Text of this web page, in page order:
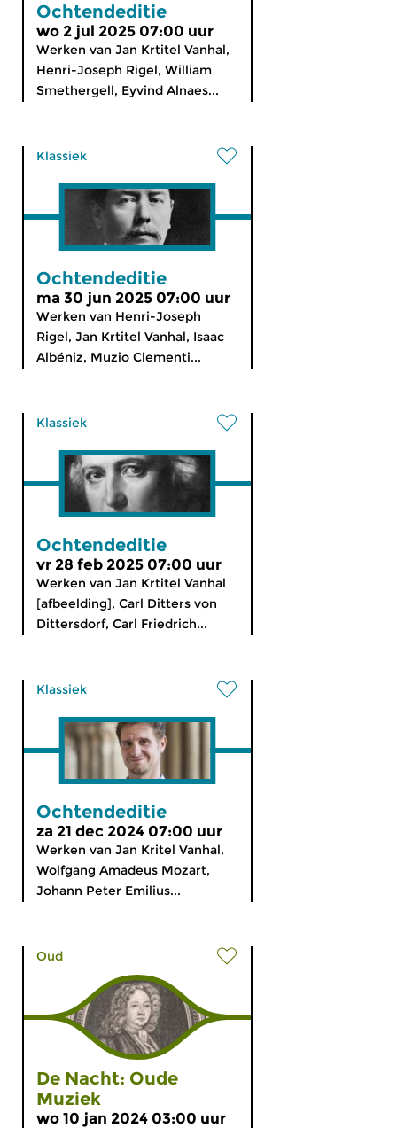
Ochtendeditie
wo 2 jul 2025 07:00 uur
Werken van Jan Krtitel Vanhal,
Henri-Joseph Rigel, William
Smethergell, Eyvind Alnaes...
Klassiek
Ochtendeditie
ma 30 jun 2025 07:00 uur
Werken van Henri-Joseph
Rigel, Jan Krtitel Vanhal, Isaac
Albéniz, Muzio Clementi...
Klassiek
Ochtendeditie
vr 28 feb 2025 07:00 uur
Werken van Jan Krtitel Vanhal
[afbeelding], Carl Ditters von
Dittersdorf, Carl Friedrich...
Klassiek
Ochtendeditie
za 21 dec 2024 07:00 uur
Werken van Jan Kritel Vanhal,
Wolfgang Amadeus Mozart,
Johann Peter Emilius...
Oud
De Nacht: Oude
Muziek
wo 10 jan 2024 03:00 uur